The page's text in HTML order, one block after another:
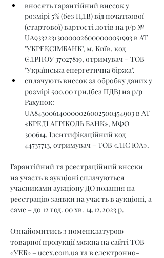
вносять гарантійний внесок у
розмірі 5% (без ПДВ) від початкової
(стартової) вартості лотів на р/р №
UA933223130000026000000051993 в АТ
"УКРЕКСІМБАНК", м. Київ, код
ЄДРПОУ 37027819, отримувач – ТОВ
"Українська енергетична біржа".
сплачують внесок за обробку даних у
розмірі 500,00 грн.(без ПДВ) на р/р
Рахунок:
UA843006140000026002500454903 в АТ
«КРЕДІ АГРІКОЛЬ БАНК», МФО
300614, Ідентифікаційний код
44737713, отримувач – ТОВ «ЛІС ЮА».
Гарантійний та реєстраційний внески
на участь в аукціоні сплачуються
учасниками аукціону ДО подання на
реєстрацію заявки на участь в аукціоні, а
саме – до 12 год. 00 хв. 14.12.2023 р.
Ознайомитись з номенклатурою
товарної продукції можна на сайті ТОВ
«УЕБ» – ueex.com.ua та в електронно-